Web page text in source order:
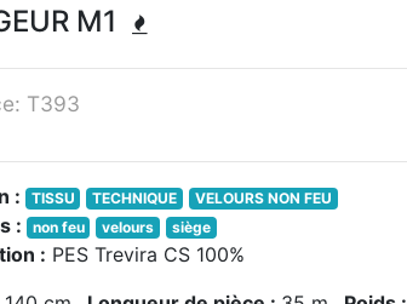
M1
T393
: TISSU TECHNIQUE VELOURS NON FEU
: non feu velours siège
: PES Trevira CS 100%